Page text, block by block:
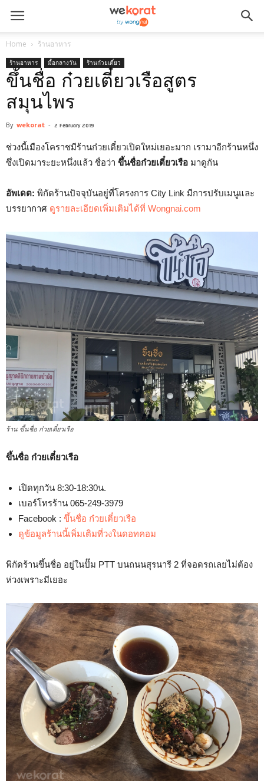
Home ร้านอาหาร
ร้านอาหาร มื้อกลางวัน ร้านก๋วยเตี๋ยว
ขึ้นชื่อ ก๋วยเตี๋ยวเรือสูตร
สมุนไพร
By wekorat - 2 February 2019
ช่วงนี้เมืองโคราชมีร้านก๋วยเตี๋ยวเปิดใหม่เยอะมาก เรามาอีกร้านหนึ่ง
ซึ่งเปิดมาระยะหนึ่งแล้ว ชื่อว่า ขึ้นชื่อก๋วยเตี๋ยวเรือ มาดูกัน
อัพเดต: พิกัดร้านปัจจุบันอยู่ที่โครงการ City Link มีการปรับเมนูและ
บรรยากาศ ดูรายละเอียดเพิ่มเติมได้ที่ Wongnai.com
ร้าน ขึ้นชื่อ ก๋วยเตี๋ยวเรือ
ขึ้นชื่อ ก๋วยเตี๋ยวเรือ
เปิดทุกวัน 8:30-18:30น.
เบอร์โทรร้าน 065-249-3979
Facebook : ขึ้นชื่อ ก๋วยเตี๋ยวเรือ
ดูข้อมูลร้านนี้เพิ่มเติมที่วงในดอทคอม
พิกัดร้านขึ้นชื่อ อยู่ในปั๊ม PTT บนถนนสุรนารี 2 ที่จอดรถเลยไม่ต้อง
ห่วงเพราะมีเยอะ